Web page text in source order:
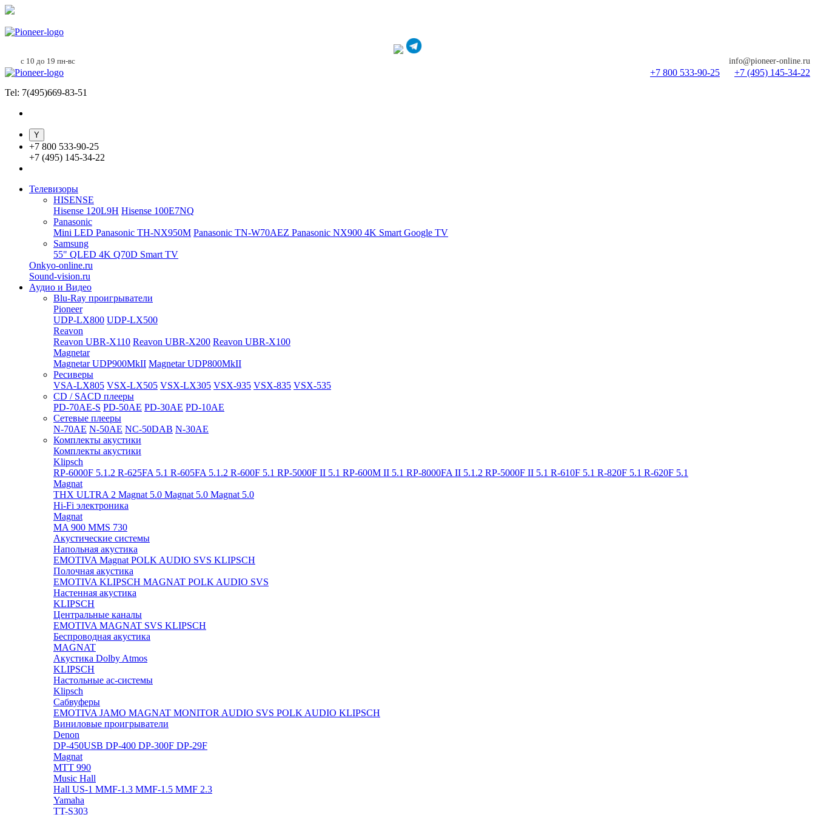
с 10 до 19 пн-вс info@pioneer-online.ru
+7 800 533-90-25
+7 (495) 145-34-22
Tel: 7(495)669-83-51
+7 800 533-90-25
+7 (495) 145-34-22
Телевизоры
HISENSE
Hisense 120L9H Hisense 100E7NQ
Panasonic
Mini LED Panasonic TH-NX950M Panasonic TN-W70AEZ Panasonic NX900 4K Smart Google TV
Samsung
55" QLED 4K Q70D Smart TV
Onkyo-online.ru
Sound-vision.ru
Аудио и Видео
Blu-Ray проигрыватели
Pioneer
UDP-LX800 UDP-LX500
Reavon
Reavon UBR-X110 Reavon UBR-X200 Reavon UBR-X100
Magnetar
Magnetar UDP900MkII Magnetar UDP800MkII
Ресиверы
VSA-LX805 VSX-LX505 VSX-LX305 VSX-935 VSX-835 VSX-535
CD / SACD плееры
PD-70AE-S PD-50AE PD-30AE PD-10AE
Сетевые плееры
N-70AE N-50AE NC-50DAB N-30AE
Комплекты акустики
Комплекты акустики
Klipsch
RP-6000F 5.1.2 R-625FA 5.1 R-605FA 5.1.2 R-600F 5.1 RP-5000F II 5.1 RP-600M II 5.1 RP-8000FA II 5.1.2 RP-5000F II 5.1 R-610F 5.1 R-820F 5.1 R-620F 5.1
Magnat
THX ULTRA 2 Magnat 5.0 Magnat 5.0 Magnat 5.0
Hi-Fi электроника
Magnat
MA 900 MMS 730
Акустические системы
Напольная акустика
EMOTIVA Magnat POLK AUDIO SVS KLIPSCH
Полочная акустика
EMOTIVA KLIPSCH MAGNAT POLK AUDIO SVS
Настенная акустика
KLIPSCH
Центральные каналы
EMOTIVA MAGNAT SVS KLIPSCH
Беспроводная акустика
MAGNAT
Акустика Dolby Atmos
KLIPSCH
Настольные ас-системы
Klipsch
Сабвуферы
EMOTIVA JAMO MAGNAT MONITOR AUDIO SVS POLK AUDIO KLIPSCH
Виниловые проигрыватели
Denon
DP-450USB DP-400 DP-300F DP-29F
Magnat
MTT 990
Music Hall
Hall US-1 MMF-1.3 MMF-1.5 MMF 2.3
Yamaha
TT-S303